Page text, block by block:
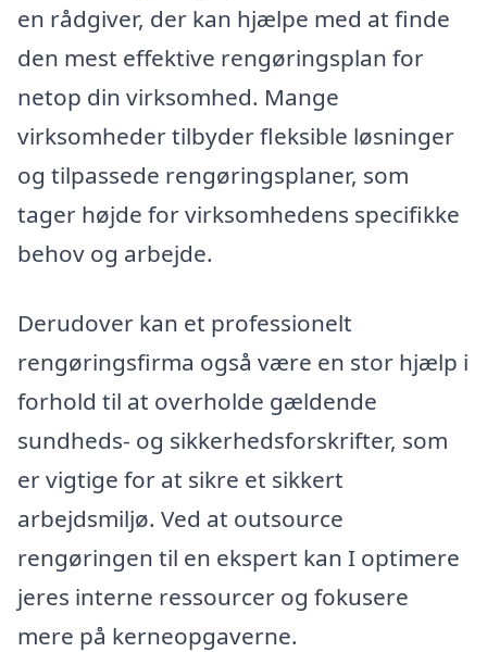
en rådgiver, der kan hjælpe med at finde
den mest effektive rengøringsplan for
netop din virksomhed. Mange
virksomheder tilbyder fleksible løsninger
og tilpassede rengøringsplaner, som
tager højde for virksomhedens specifikke
behov og arbejde.
Derudover kan et professionelt
rengøringsfirma også være en stor hjælp i
forhold til at overholde gældende
sundheds- og sikkerhedsforskrifter, som
er vigtige for at sikre et sikkert
arbejdsmiljø. Ved at outsource
rengøringen til en ekspert kan I optimere
jeres interne ressourcer og fokusere
mere på kerneopgaverne.